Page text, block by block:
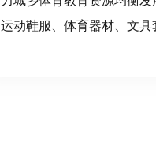
运动鞋服、体育器材、文具